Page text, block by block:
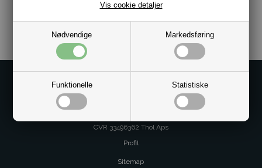
Nødvendige Markedsføring
Funktionelle Statistiske
Vis cookie detaljer
Kundeservice@bestman.dk
CVR 33496362 Thol Aps
Profil
Sitemap